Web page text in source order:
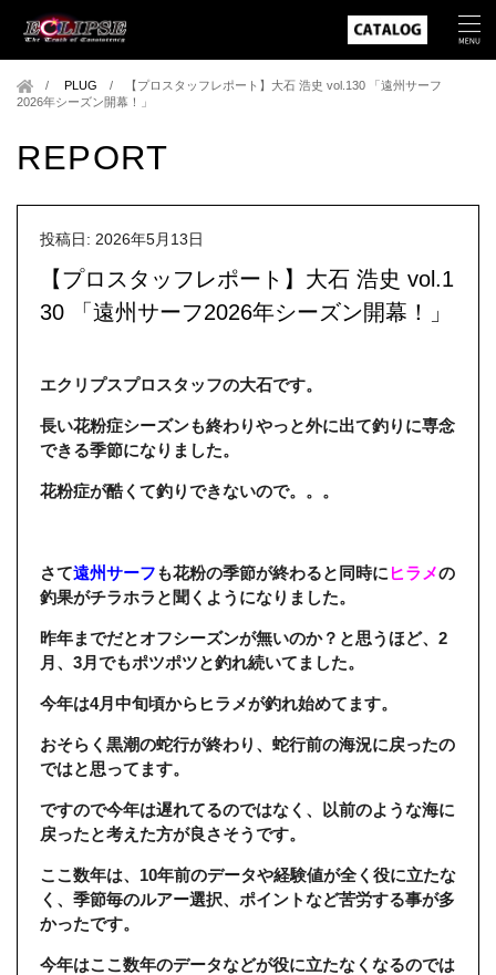
PLUG /
【プロスタッフレポート】大石 浩史 vol.130 「遠州サーフ
2026年シーズン開幕！」
REPORT
投稿日: 2026年5月13日
【プロスタッフレポート】大石 浩史 vol.1
30 「遠州サーフ2026年シーズン開幕！」
エクリプスプロスタッフの大石です。
長い花粉症シーズンも終わりやっと外に出て釣りに専念
できる季節になりました。
花粉症が酷くて釣りできないので。。。
さて遠州サーフも花粉の季節が終わると同時に ヒラメの
釣果がチラホラと聞くようになりました。
昨年までだとオフシーズンが無いのか？と思うほど、2
月、3月でもポツポツと釣れ続いてました。
今年は4月中旬頃からヒラメが釣れ始めてます。
おそらく黒潮の蛇行が終わり、蛇行前の海況に戻ったの
ではと思ってます。
ですので今年は遅れてるのではなく、以前のような海に
戻ったと考えた方が良さそうです。
ここ数年は、10年前のデータや経験値が全く役に立たな
く、季節毎のルアー選択、ポイントなど苦労する事が多
かったです。
今年はここ数年のデータなどが役に立たなくなるのでは